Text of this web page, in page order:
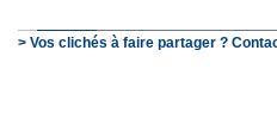
> Vos clichés à faire partager ?